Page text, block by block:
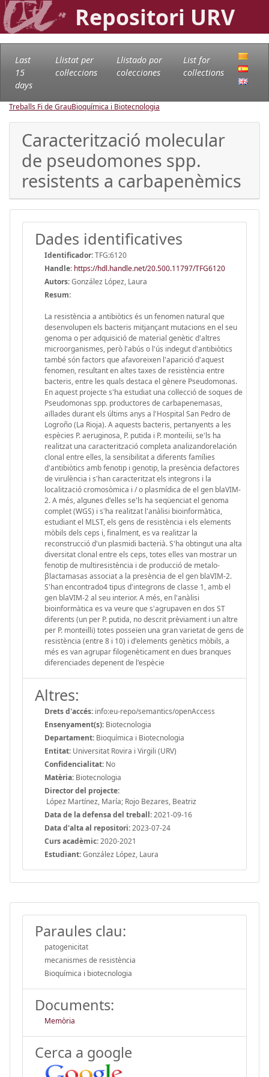
Repositori URV
Last
15
days
Llistat per
col·leccions
Llistado por
colecciones
List for
collections
Treballs Fi de GrauBioquímica i Biotecnologia
Caracterització molecular
de pseudomones spp.
resistents a carbapenèmics
Dades identificatives
Identificador:TFG:6120
Handle: https://hdl.handle.net/20.500.11797/TFG6120
Autors:González López, Laura
Resum:
La resistència a antibiòtics és un fenomen natural que
desenvolupen els bacteris mitjançant mutacions en el seu
genoma o per adquisició de material genètic d'altres
microorganismes, però l'abús o l'ús indegut d'antibiòtics
també són factors que afavoreixen l'aparició d'aquest
fenomen, resultant en altes taxes de resistència entre
bacteris, entre les quals destaca el gènere Pseudomonas.
En aquest projecte s'ha estudiat una col·lecció de soques de
Pseudomonas spp. productores de carbapenemasas,
aïllades durant els últims anys a l'Hospital San Pedro de
Logroño (La Rioja). A aquests bacteris, pertanyents a les
espècies P. aeruginosa, P. putida i P. monteilii, se'ls ha
realitzat una caracterització completa analizandorelación
clonal entre elles, la sensibilitat a diferents famílies
d'antibiòtics amb fenotip i genotip, la presència defactores
de virulència i s'han caracteritzat els integrons i la
localització cromosòmica i / o plasmídica de el gen blaVIM-
2. A més, algunes d'elles se'ls ha seqüenciat el genoma
complet (WGS) i s'ha realitzat l'anàlisi bioinformàtica,
estudiant el MLST, els gens de resistència i els elements
mòbils dels ceps i, finalment, es va realitzar la
reconstrucció d'un plasmidi bacterià. S'ha obtingut una alta
diversitat clonal entre els ceps, totes elles van mostrar un
fenotip de multiresistència i de producció de metalo-
βlactamasas associat a la presència de el gen blaVIM-2.
S'han encontrado4 tipus d'integrons de classe 1, amb el
gen blaVIM-2 al seu interior. A més, en l'anàlisi
bioinformàtica es va veure que s'agrupaven en dos ST
diferents (un per P. putida, no descrit prèviament i un altre
per P. monteilli) totes posseïen una gran varietat de gens de
resistència (entre 8 i 10) i d'elements genètics mòbils, a
més es van agrupar filogenèticament en dues branques
diferenciades depenent de l'espècie
Altres:
Drets d'accés: info:eu-repo/semantics/openAccess
Ensenyament(s): Biotecnologia
Departament: Bioquímica i Biotecnologia
Entitat: Universitat Rovira i Virgili (URV)
Confidencialitat: No
Matèria: Biotecnologia
Director del projecte:
López Martínez, María; Rojo Bezares, Beatriz
Data de la defensa del treball:2021-09-16
Data d'alta al repositori:2023-07-24
Curs acadèmic:2020-2021
Estudiant:González López, Laura
Paraules clau:
patogenicitat
mecanismes de resistència
Bioquímica i biotecnologia
Documents:
Memòria
Cerca a google